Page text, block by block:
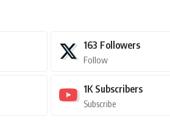
163 Followers
Follow
1K Subscribers
Subscribe